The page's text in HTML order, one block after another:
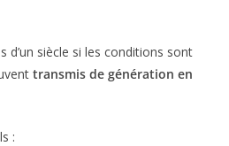
d’un siècle si les conditions sont
transmis de génération en
: